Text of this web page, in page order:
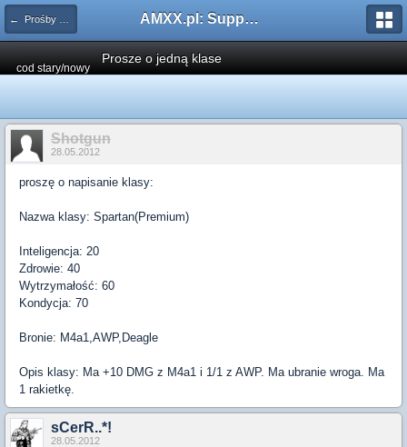
← Prośby o Klasę/Perk AMXX.pl: Support AMX Mod X i SourceMod
cod stary/nowy
Prosze o jedną klase
Shotgun
28.05.2012
proszę o napisanie klasy:
Nazwa klasy: Spartan(Premium)
Inteligencja: 20
Zdrowie: 40
Wytrzymałość: 60
Kondycja: 70
Bronie: M4a1,AWP,Deagle
Opis klasy: Ma +10 DMG z M4a1 i 1/1 z AWP. Ma ubranie wroga. Ma
1 rakietkę.
sCerR..*!
28.05.2012